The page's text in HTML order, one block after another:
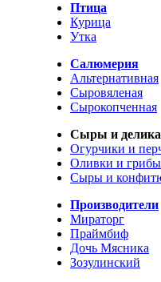
Птица
Курица
Утка
Салюмерия
Альтернативная
Сыровяленая
Сырокопченная
Сыры и
Огурчики и
Оливки и грибы
Сыры и
Производители
Мираторг
Праймбиф
Дочь Мясника
Зозулинский